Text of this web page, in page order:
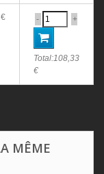
- +
Total:108,33
€
MÊME